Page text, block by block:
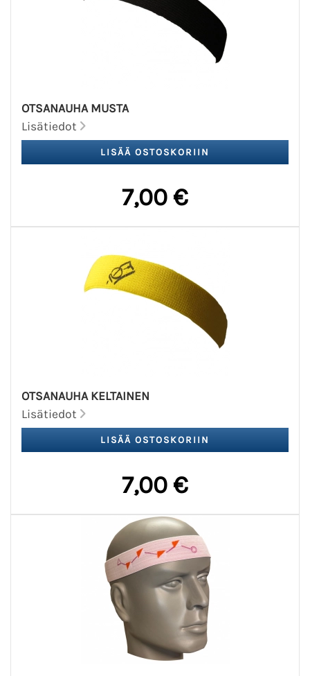
OTSANAUHA MUSTA
Lisätiedot
7,00 €
OTSANAUHA KELTAINEN
Lisätiedot
7,00 €